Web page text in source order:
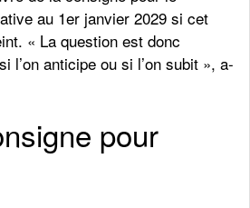
au 1er janvier 2029 si cet
« La question est donc
l’on anticipe ou si l’on subit », a-
pour